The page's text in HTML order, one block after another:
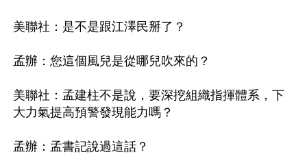
美聯社：是不是跟江澤民掰了？
孟辦：您這個風兒是從哪兒吹來的？
美聯社：孟建柱不是說，要深挖組織指揮體系，下
大力氣提高預警發現能力嗎？
孟辦：孟書記說過這話？